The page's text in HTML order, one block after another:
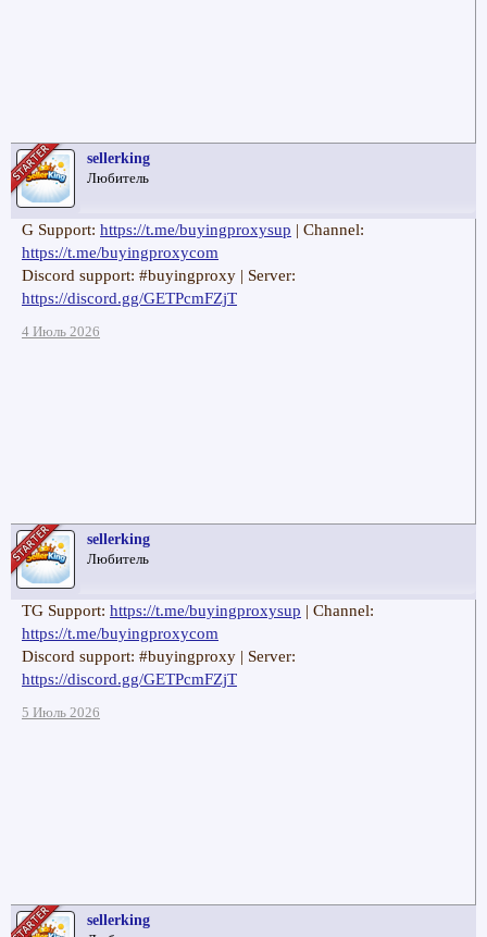
sellerking
Любитель
G Support: https://t.me/buyingproxysup | Channel:
https://t.me/buyingproxycom
Discord support: #buyingproxy | Server:
https://discord.gg/GETPcmFZjT
4 Июль 2026
sellerking
Любитель
TG Support: https://t.me/buyingproxysup | Channel:
https://t.me/buyingproxycom
Discord support: #buyingproxy | Server:
https://discord.gg/GETPcmFZjT
5 Июль 2026
sellerking